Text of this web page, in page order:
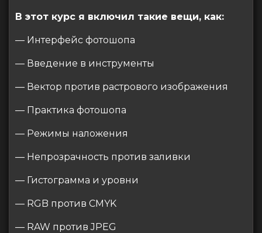
В этот курс я включил такие вещи, как:
— Интерфейс фотошопа
— Введение в инструменты
— Вектор против растрового изображения
— Практика фотошопа
— Режимы наложения
— Непрозрачность против заливки
— Гистограмма и уровни
— RGB против CMYK
— RAW против JPEG